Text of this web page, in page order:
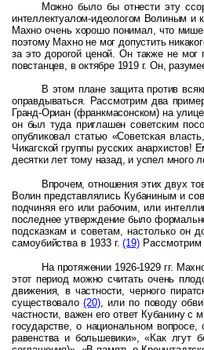
Можно было бы отнести эту
интеллектуалом-идеологом Волиным и
Махно очень хорошо понимал, что
поэтому Махно не мог допустить
за это дорогой ценой. Он также не мог
повстанцев, в октябре 1919 г. Он,
В этом плане защита против
оправдываться. Рассмотрим два
Гранд-Ориан (франкмасонском) на
он был туда приглашен советским
опубликовал статью «Советская
Чикагской группы русских
десятки лет тому назад, и успел много
Впрочем, отношения этих двух
Волин представлялись Кубаниным и
подчиняя его или рабочим, или
последнее утверждение было
подсказкам и советам, настолько он
самоубийства в 1933 г.(19) Рассмотрим
На протяжении 1926-1929 гг.
этот период можно считать очень
движения, в частности, черного
существовало(20), или по поводу
частности, важен его ответ Кубанину с
государстве, о национальном
равенства и большевики», «Как лгут